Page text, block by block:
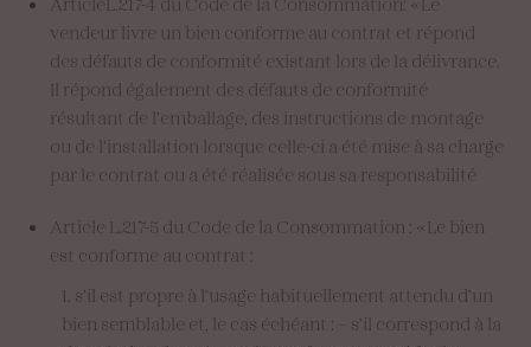
vendeur livre un bien conforme au contrat et répond
des défauts de conformité existant lors de la délivrance.
Il répond également des défauts de conformité
résultant de l’emballage, des instructions de montage
ou de l’installation lorsque celle-ci a été mise à sa charge
par le contrat ou a été réalisée sous sa responsabilité
Article L.217-5 du Code de la Consommation : «Le bien
est conforme au contrat :
s’il est propre à l’usage habituellement attendu d’un
bien semblable et, le cas échéant : – s’il correspond à la